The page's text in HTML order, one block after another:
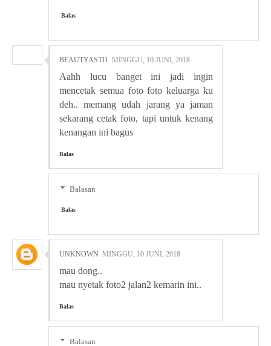
Balas
BEAUTYASTI1 MINGGU, 10 JUNI, 2018
Aahh lucu banget ini jadi ingin
mencetak semua foto foto keluarga ku
deh.. memang udah jarang ya jaman
sekarang cetak foto, tapi untuk kenang
kenangan ini bagus
Balas
Balasan
Balas
UNKNOWN MINGGU, 10 JUNI, 2018
mau dong..
mau nyetak foto2 jalan2 kemarin ini..
Balas
Balasan